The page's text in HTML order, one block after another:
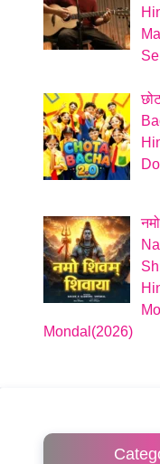
Mondal(2026)